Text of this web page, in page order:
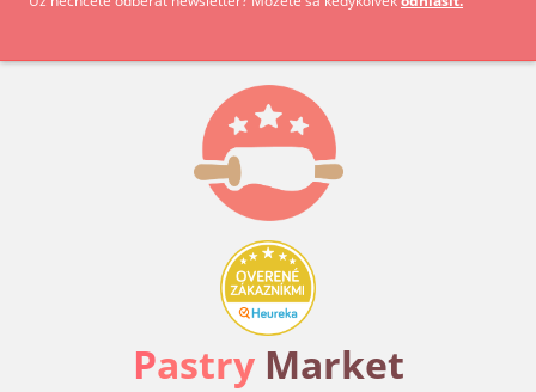
Pastry Market